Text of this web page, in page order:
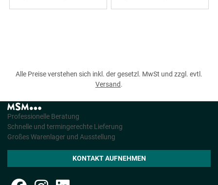
Alle Preise verstehen sich inkl. der gesetzl. MwSt und zzgl. evtl.
Versand.
Professionelle Beratung
Schnelle und termingerechte Lieferung
Großes Warenlager und Ausstellung
KONTAKT AUFNEHMEN